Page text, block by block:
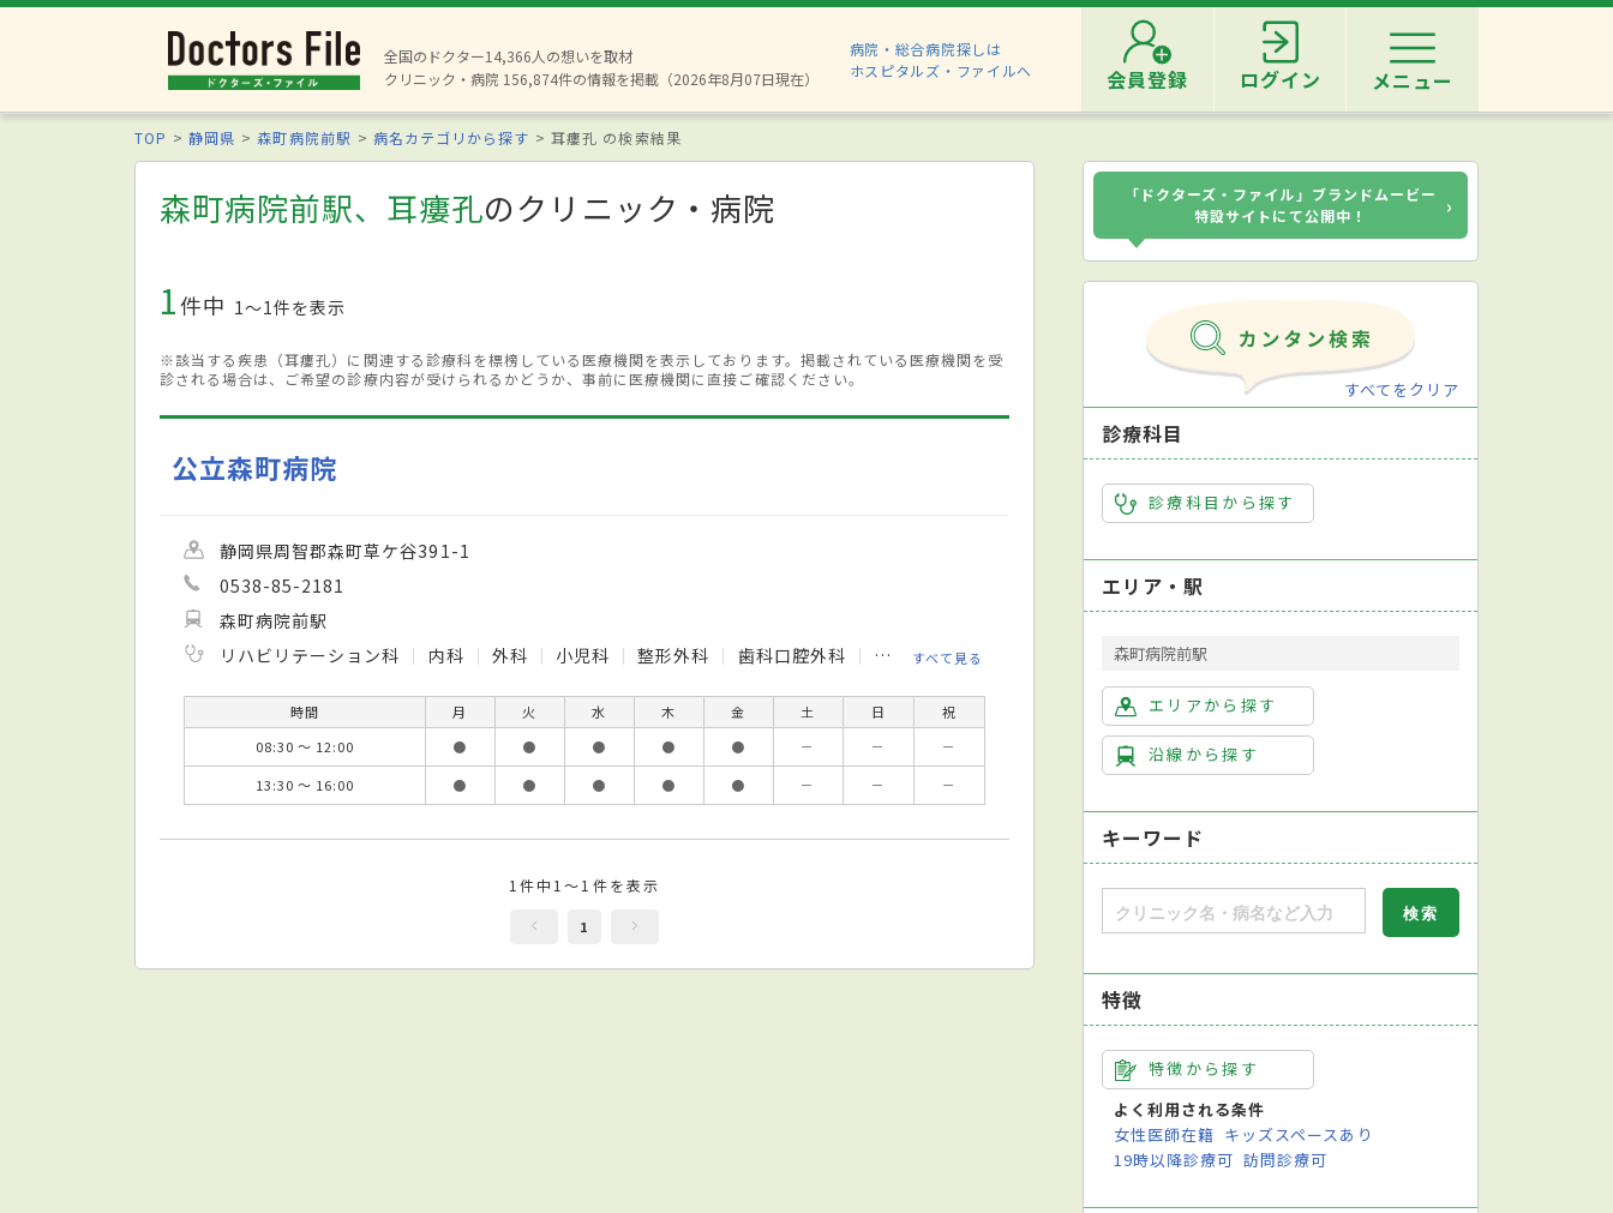
全国のドクター14,366人の想いを取材
クリニック・病院 156,874件の情報を掲載（2026年8月07日現在）
病院・総合病院探しは
ホスピタルズ・ファイルへ
会員登録 ログイン メニュー
TOP 静岡県 森町病院前駅 病名カテゴリから探す 耳瘻孔 の検索結果
森町病院前駅、耳瘻孔のクリニック・病院
1件中 1〜1件を表示
※該当する疾患（耳瘻孔）に関連する診療科を標榜している医療機関を表示しております。掲載されている医療機関を受
診される場合は、ご希望の診療内容が受けられるかどうか、事前に医療機関に直接ご確認ください。
公立森町病院
静岡県周智郡森町草ケ谷391-1
0538-85-2181
森町病院前駅
リハビリテーション科
内科 外科 小児科 整形外科 歯科口腔外科 泌尿器科 皮膚科 精神科 耳鼻咽喉科
すべて見る
時間 月 火 水 木 金 土 日
祝
08:30 ～ 12:00
● ● ● ● ● － －
－
13:30 ～ 16:00
● ● ● ● ● － － －
1件中1～1件を表示
1
「ドクターズ・ファイル」ブランドムービー
特設サイトにて公開中！
›
すべてをクリア
診療科目
診療科目から探す
エリア・駅
森町病院前駅
エリアから探す
沿線から探す
キーワード
特徴
特徴から探す
よく利用される条件
女性医師在籍 キッズスペースあり
19時以降診療可 訪問診療可